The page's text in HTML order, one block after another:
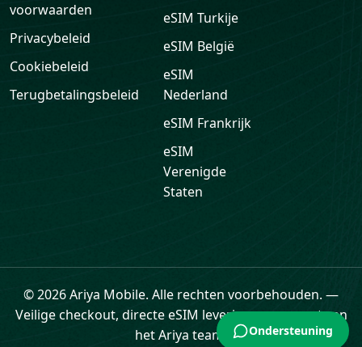
voorwaarden
Privacybeleid
Cookiebeleid
Terugbetalingsbeleid
eSIM Turkije
eSIM België
eSIM
Nederland
eSIM Frankrijk
eSIM
Verenigde
Staten
© 2026 Ariya Mobile. Alle rechten voorbehouden. —
Veilige checkout, directe eSIM levering en support van
het Ariya team.
Ondersteuning